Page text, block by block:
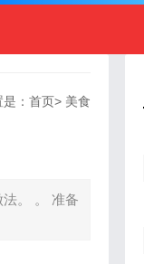
： 首页> 美食
。 。 准备